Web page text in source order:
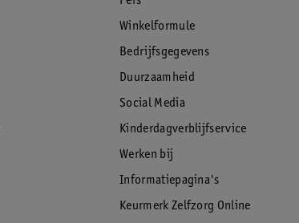
Winkelformule
Bedrijfsgegevens
Duurzaamheid
Social Media
Kinderdagverblijfservice
Werken bij
Informatiepagina's
Keurmerk Zelfzorg Online